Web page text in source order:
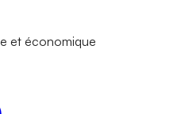
et économique